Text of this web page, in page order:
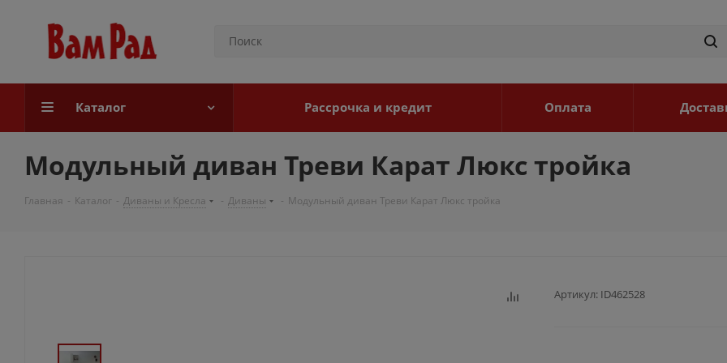
Каталог Рассрочка и кредит Оплата
Модульный диван Треви Карат Люкс тройка
Главная - Каталог - Диваны и Кресла - Диваны - Модульный диван Треви Карат Люкс тройка
Артикул: ID462528